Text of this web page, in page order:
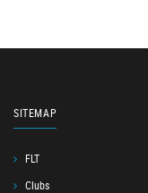
SITEMAP
FLT
Clubs